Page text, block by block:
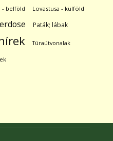
- belföld Lovastusa - külföld
Paták; lábak
Túraútvonalak